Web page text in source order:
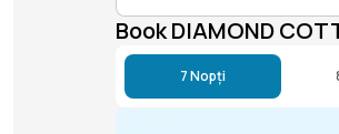
Book DIAMOND
7 Nopți